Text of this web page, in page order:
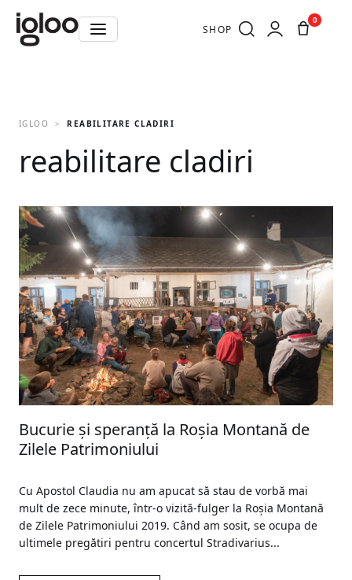
SHOP
0
IGLOO REABILITARE CLADIRI
reabilitare cladiri
Bucurie și speranță la Roșia Montană de
Zilele Patrimoniului
Cu Apostol Claudia nu am apucat să stau de vorbă mai
mult de zece minute, într-o vizită-fulger la Roșia Montană
de Zilele Patrimoniului 2019. Când am sosit, se ocupa de
ultimele pregătiri pentru concertul Stradivarius...